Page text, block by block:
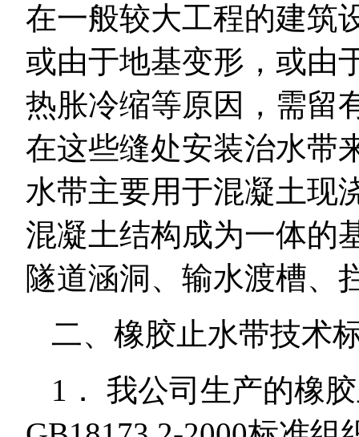
在一般较大工程的建筑
或由于地基变形，或由
热胀冷缩等原因，需留
在这些缝处安装治水带
水带主要用于混凝土现
混凝土结构成为一体的
隧道涵洞、输水渡槽、
二、橡胶止水带技术
1． 我公司生产的橡